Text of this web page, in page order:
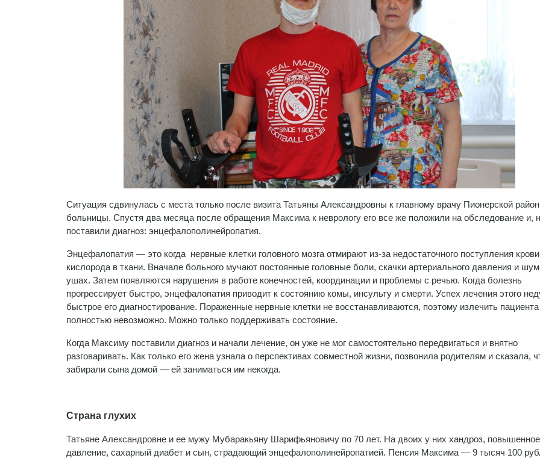
Ситуация сдвинулась с места только после визита Татьяны Александровны к главному врачу Пионерской
больницы. Спустя два месяца после обращения Максима к неврологу его все же положили на обследование и,
поставили диагноз: энцефалополинейропатия.
Энцефалопатия — это когда нервные клетки головного мозга отмирают из-за недостаточного поступления
кислорода в ткани. Вначале больного мучают постоянные головные боли, скачки артериального давления и
ушах. Затем появляются нарушения в работе конечностей, координации и проблемы с речью. Когда болезнь
прогрессирует быстро, энцефалопатия приводит к состоянию комы, инсульту и смерти. Успех лечения этого
быстрое его диагностирование. Пораженные нервные клетки не восстанавливаются, поэтому излечить пациента
полностью невозможно. Можно только поддерживать состояние.
Когда Максиму поставили диагноз и начали лечение, он уже не мог самостоятельно передвигаться и внятно
разговаривать. Как только его жена узнала о перспективах совместной жизни, позвонила родителям и сказала,
забирали сына домой — ей заниматься им некогда.
Страна глухих
Татьяне Александровне и ее мужу Мубаракьяну Шарифьяновичу по 70 лет. На двоих у них хандроз, повышенное
давление, сахарный диабет и сын, страдающий энцефалополинейропатией. Пенсия Максима — 9 тысяч 100